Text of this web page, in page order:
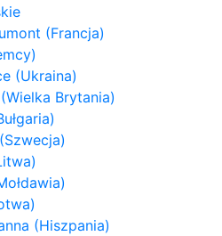
(Francja)
(Ukraina)
Brytania)
(Hiszpania)